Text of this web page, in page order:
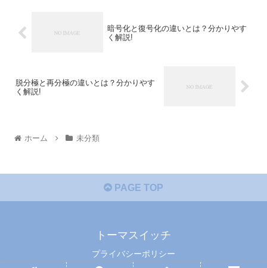
暗号化と復号化の違いとは？分かりやす
く解説!
脱分極と再分極の違いとは？分かりやす
く解説!
ホーム 未分類
PAGE TOP
トーマスイッチ
プライバシーポリシー